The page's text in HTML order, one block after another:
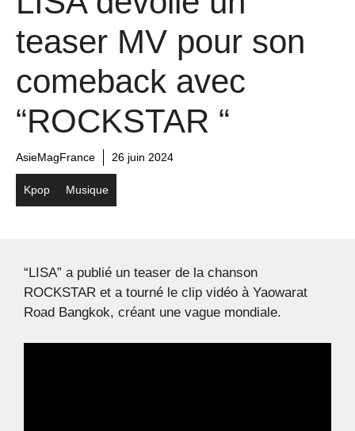
teaser MV pour son
comeback avec
“ROCKSTAR “
AsieMagFrance 26 juin 2024
Kpop Musique
“LISA” a publié un teaser de la chanson
ROCKSTAR et a tourné le clip vidéo à Yaowarat
Road Bangkok, créant une vague mondiale.